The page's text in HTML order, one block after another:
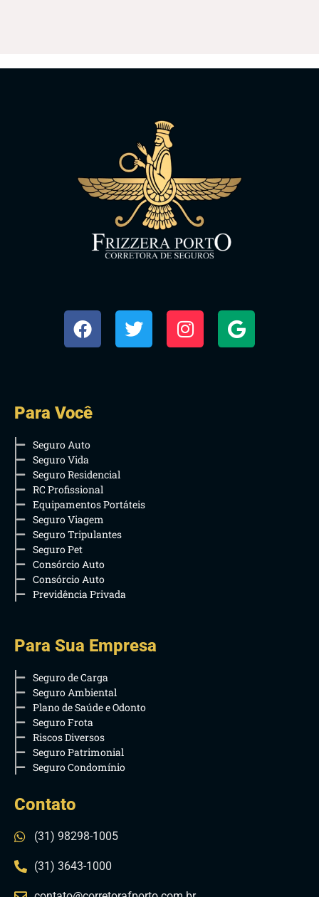
Para Você
Seguro Auto
Seguro Vida
Seguro Residencial
RC Profissional
Equipamentos Portáteis
Seguro Viagem
Seguro Tripulantes
Seguro Pet
Consórcio Auto
Consórcio Auto
Previdência Privada
Para Sua Empresa
Seguro de Carga
Seguro Ambiental
Plano de Saúde e Odonto
Seguro Frota
Riscos Diversos
Seguro Patrimonial
Seguro Condomínio
Contato
(31) 98298-1005
(31) 3643-1000